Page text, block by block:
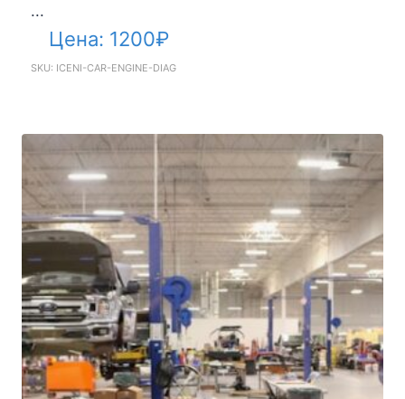
...
Цена: 1200₽
SKU: ICENI-CAR-ENGINE-DIAG